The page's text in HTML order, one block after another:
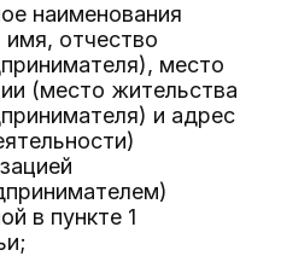
наименования
имя, отчество
место
(место жительства
и адрес
в пункте 1